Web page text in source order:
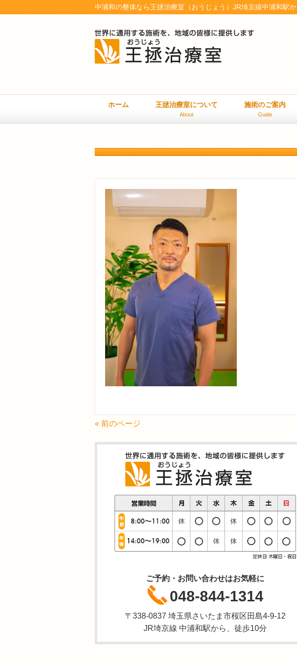
中浦和の整体なら王拯治療室（おうじょう）JR埼京線中浦和駅
ホーム 王拯治療室について
About
施術のご案内
Guide
« 前のページ
ご予約・お問い合わせはお気軽に
048-844-1314
〒338-0837 埼玉県さいたま市桜区田島4-9-12
JR埼京線 中浦和駅から、徒歩10分